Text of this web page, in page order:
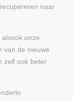
naar
onze
van de nieuwe
zelf ook beter